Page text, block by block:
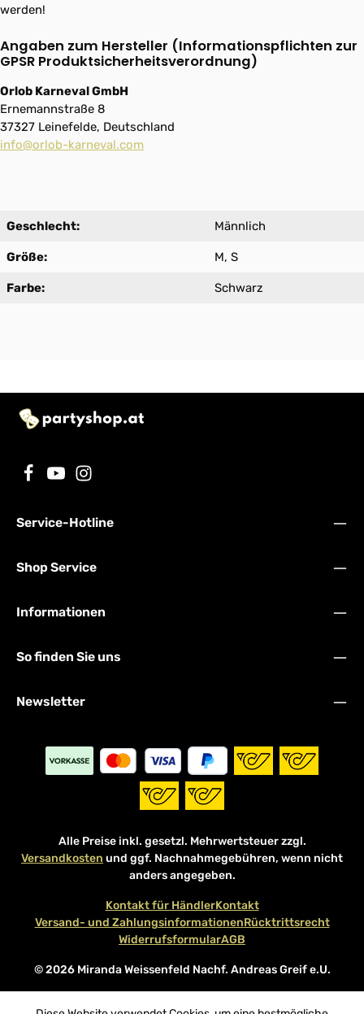
werden!
Angaben zum Hersteller (Informationspflichten zur
GPSR Produktsicherheitsverordnung)
Orlob Karneval GmbH
Ernemannstraße 8
37327 Leinefelde, Deutschland
info@orlob-karneval.com
Geschlecht: Männlich
Größe: M, S
Farbe: Schwarz
Service-Hotline
Shop Service
Informationen
So finden Sie uns
Newsletter
Alle Preise inkl. gesetzl. Mehrwertsteuer zzgl.
Versandkosten und ggf. Nachnahmegebühren, wenn nicht
anders angegeben.
© 2026 Miranda Weissenfeld Nachf. Andreas Greif e.U.
Kontakt für HändlerKontakt
Versand- und ZahlungsinformationenRücktrittsrecht
WiderrufsformularAGB